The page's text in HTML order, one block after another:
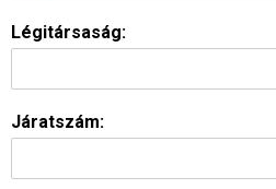
Légitársaság:
Járatszám: